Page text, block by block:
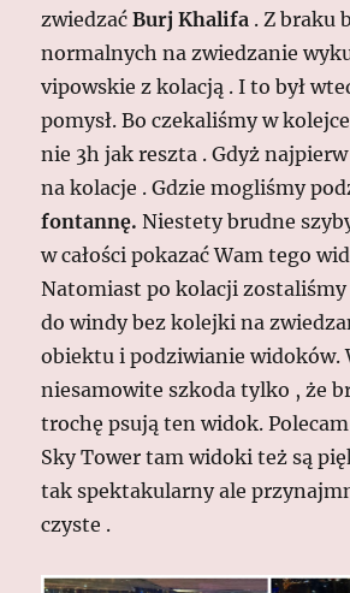
zwiedzać Burj Khalifa . Z braku
normalnych na zwiedzanie
vipowskie z kolacją . I to był
pomysł. Bo czekaliśmy w
nie 3h jak reszta . Gdyż
na kolacje . Gdzie mogliśmy
fontannę.Niestety brudne
w całości pokazać Wam tego
Natomiast po kolacji
do windy bez kolejki na
obiektu i podziwianie widoków.
niesamowite szkoda tylko , że
trochę psują ten widok.
Sky Tower tam widoki też są
tak spektakularny ale
czyste .